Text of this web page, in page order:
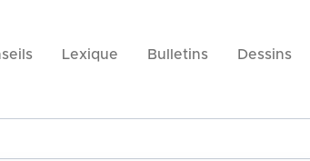
Lexique Bulletins Dessins